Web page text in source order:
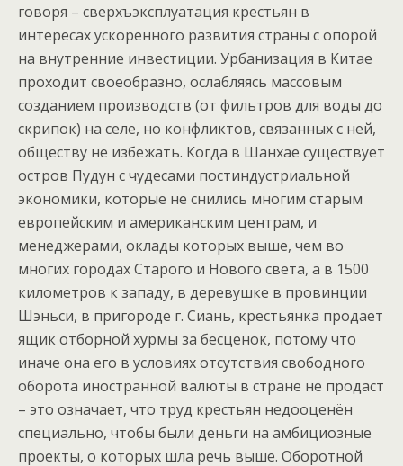
говоря – сверхъэксплуатация крестьян в
интересах ускоренного развития страны с опорой
на внутренние инвестиции. Урбанизация в Китае
проходит своеобразно, ослабляясь массовым
созданием производств (от фильтров для воды до
скрипок) на селе, но конфликтов, связанных с ней,
обществу не избежать. Когда в Шанхае существует
остров Пудун с чудесами постиндустриальной
экономики, которые не снились многим старым
европейским и американским центрам, и
менеджерами, оклады которых выше, чем во
многих городах Старого и Нового света, а в 1500
километров к западу, в деревушке в провинции
Шэньси, в пригороде г. Сиань, крестьянка продает
ящик отборной хурмы за бесценок, потому что
иначе она его в условиях отсутствия свободного
оборота иностранной валюты в стране не продаст
– это означает, что труд крестьян недооценён
специально, чтобы были деньги на амбициозные
проекты, о которых шла речь выше. Оборотной